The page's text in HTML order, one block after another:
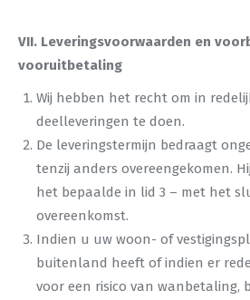
VII. Leveringsvoorwaarden en
vooruitbetaling
Wij hebben het recht om in
deelleveringen te doen.
De leveringstermijn bedraagt
tenzij anders overeengekomen.
het bepaalde in lid 3 – met het
overeenkomst.
Indien u uw woon- of
buitenland heeft of indien er
voor een risico van wanbetaling,